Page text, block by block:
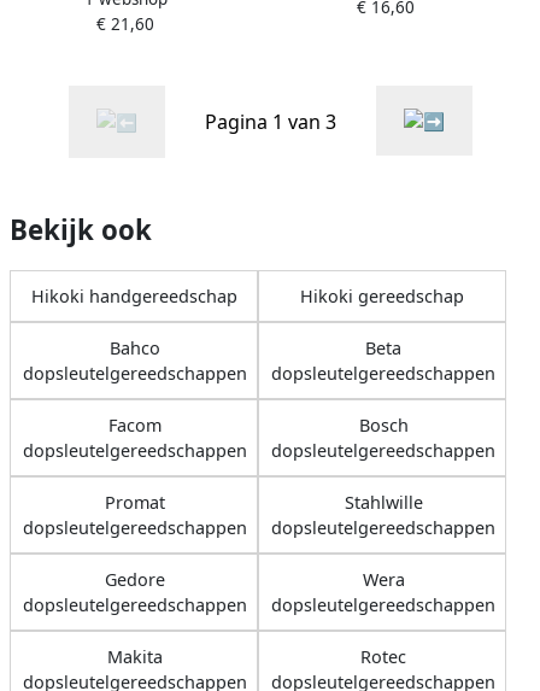
27Mm X 58L 751452
€ 21,60
Aansl.:3 4" L=90 751953
€ 16,60
Pagina 1 van 3
Bekijk ook
Hikoki handgereedschap Hikoki gereedschap
Bahco
dopsleutelgereedschappen
Beta
dopsleutelgereedschappen
Facom
dopsleutelgereedschappen
Bosch
dopsleutelgereedschappen
Promat
dopsleutelgereedschappen
Stahlwille
dopsleutelgereedschappen
Gedore
dopsleutelgereedschappen
Wera
dopsleutelgereedschappen
Makita
dopsleutelgereedschappen
Rotec
dopsleutelgereedschappen